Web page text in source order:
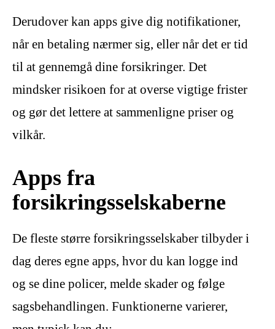
Derudover kan apps give dig notifikationer,
når en betaling nærmer sig, eller når det er tid
til at gennemgå dine forsikringer. Det
mindsker risikoen for at overse vigtige frister
og gør det lettere at sammenligne priser og
vilkår.
Apps fra
forsikringsselskaberne
De fleste større forsikringsselskaber tilbyder i
dag deres egne apps, hvor du kan logge ind
og se dine policer, melde skader og følge
sagsbehandlingen. Funktionerne varierer,